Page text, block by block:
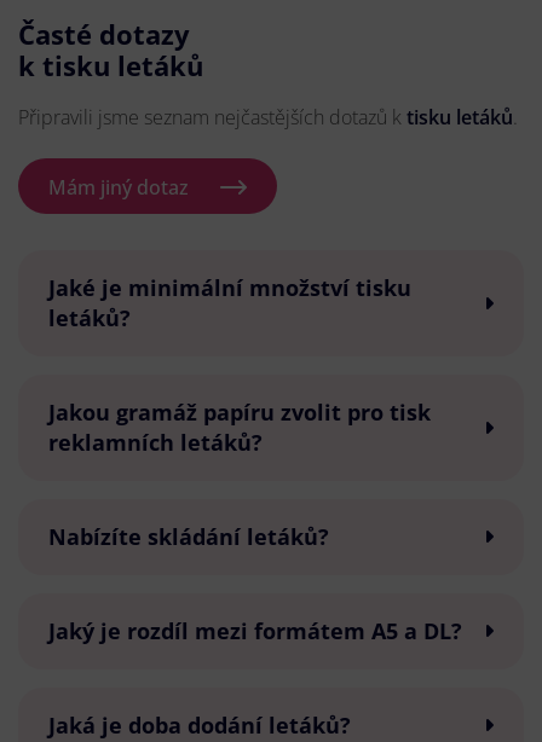
Časté dotazy
k tisku letáků
Připravili jsme seznam nejčastějších dotazů k tisku letáků.
Mám jiný dotaz
Jaké je minimální množství tisku
letáků?
Jakou gramáž papíru zvolit pro tisk
reklamních letáků?
Nabízíte skládání letáků?
Jaký je rozdíl mezi formátem A5 a DL?
Jaká je doba dodání letáků?